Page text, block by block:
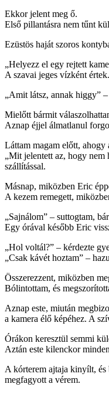
Ekkor jelent meg ő.
Első pillantásra nem tűnt
Ezüstös haját szoros
„Helyezz el egy rejtett
A szavai jeges vízként
„Amit látsz, annak higgy”
Mielőtt bármit
Aznap éjjel álmatlanul
Láttam magam előtt, ahogy
„Mit jelentett az, hogy nem
szállítással.
Másnap, miközben Eric
A kezem remegett,
„Sajnálom” – suttogtam,
Egy órával később Eric
„Hol voltál?” – kérdezte
„Csak kávét hoztam” –
Összerezzent, miközben
Bólintottam, és
Aznap este, miután
a kamera élő képéhez. A
Órákon keresztül semmi
Aztán este kilenckor
A kórterem ajtaja kinyílt, és
megfagyott a vérem.